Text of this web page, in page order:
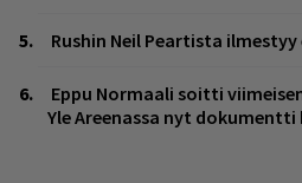
Rushin Neil Peartista
Eppu Normaali soitti
Yle Areenassa nyt dokumentti